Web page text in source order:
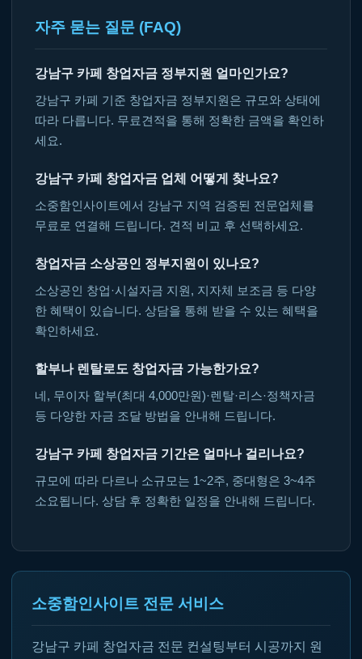
자주 묻는 질문 (FAQ)
강남구 카페 창업자금 정부지원 얼마인가요?
강남구 카페 기준 창업자금 정부지원은 규모와 상태에
따라 다릅니다. 무료견적을 통해 정확한 금액을 확인하
세요.
강남구 카페 창업자금 업체 어떻게 찾나요?
소중함인사이트에서 강남구 지역 검증된 전문업체를
무료로 연결해 드립니다. 견적 비교 후 선택하세요.
창업자금 소상공인 정부지원이 있나요?
소상공인 창업·시설자금 지원, 지자체 보조금 등 다양
한 혜택이 있습니다. 상담을 통해 받을 수 있는 혜택을
확인하세요.
할부나 렌탈로도 창업자금 가능한가요?
네, 무이자 할부(최대 4,000만원)·렌탈·리스·정책자금
등 다양한 자금 조달 방법을 안내해 드립니다.
강남구 카페 창업자금 기간은 얼마나 걸리나요?
규모에 따라 다르나 소규모는 1~2주, 중대형은 3~4주
소요됩니다. 상담 후 정확한 일정을 안내해 드립니다.
소중함인사이트 전문 서비스
강남구 카페 창업자금 전문 컨설팅부터 시공까지 원